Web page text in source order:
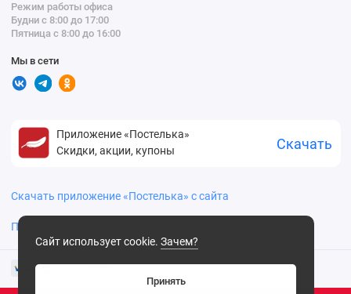
Сайт использует cookie. Зачем?
Принять
Режим работы офиса
Будни с 8:00 до 17:00
Пятница с 8:00 до 16:00
Мы в сети
Приложение «Постелька»
Скидки, акции, купоны
Скачать
Скачать приложение «Постелька» с сайта
Политика конфиденциальности